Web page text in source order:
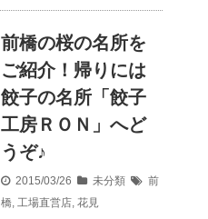
前橋の桜の名所を
ご紹介！帰りには
餃子の名所「餃子
工房ＲＯＮ」へど
うぞ♪
2015/03/26 未分類
前
橋, 工場直営店, 花見